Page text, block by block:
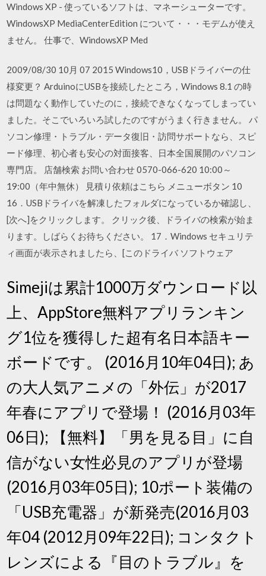
Windows XP - 使っているソフトは、マネーシューターです。
WindowsXP MediaCenterEdition について・・・モデムが使え
ません。 仕事で、WindowsXP Med
2009/08/30 10月 07 2015 Windows10，USBドライバーの仕
様変更？ ArduinoにUSBを接続したところ，Windows 8.1 の時
は問題なく動作していたのに，接続できなくなってしまってい
ました。そこでいろいろ試したのですがうまく行きません。 パ
ソコン修理・トラブル・データ復旧・訪問サポートなら、スピ
ード修理、初心者も安心の対面接客、日本全国展開のパソコン
専門店。 店舗検索 お問い合わせ 0570-066-620 10:00～
19:00（年中無休） 見積り依頼はこちら メニューボタン 10
16．USBドライバを解凍したフォルダになっているか確認し、
[次へ]をクリックします。 クリック後、ドライバの検索が始ま
ります。しばらくお待ちください。 17．Windows セキュリテ
ィ画面が表示されましたら、[このドライバ ソフトウェア
Simejiは累計1000万ダウンロード以
上、AppStore無料アプリランキン
グ1位を獲得した超有名日本語キー
ボードです。 (2016月10年04日); あ
の大人気アニメの「外伝」が2017
年春にアプリで登場！ (2016月03年
06日); 【無料】「男を見る目」に自
信がない女性必見のアプリが登場
(2016月03年05日); 10ポート装備の
「USB充電器」が新発売(2016月03
年04 (2012月09年22日); コンタクト
レンズによる『目のトラブル』を